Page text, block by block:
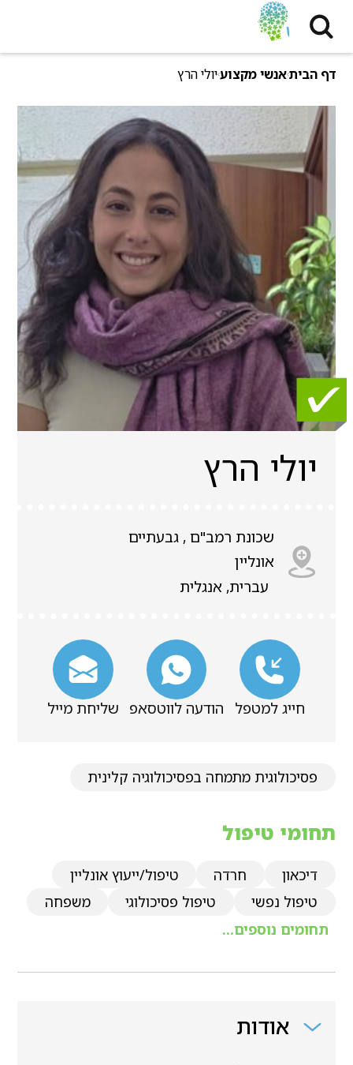
דף הביתאנשי מקצועיולי הרץ
יולי הרץ
שכונת רמב"ם , גבעתיים
אונליין
עברית, אנגלית
חייג למטפל הודעה לווטסאפ שליחת מייל
פסיכולוגית מתמחה בפסיכולוגיה קלינית
תחומי טיפול
דיכאון חרדה
טיפול/ייעוץ אונליין
טיפול נפשי
טיפול פסיכולוגי
משפחה
תחומים נוספים...
אודות